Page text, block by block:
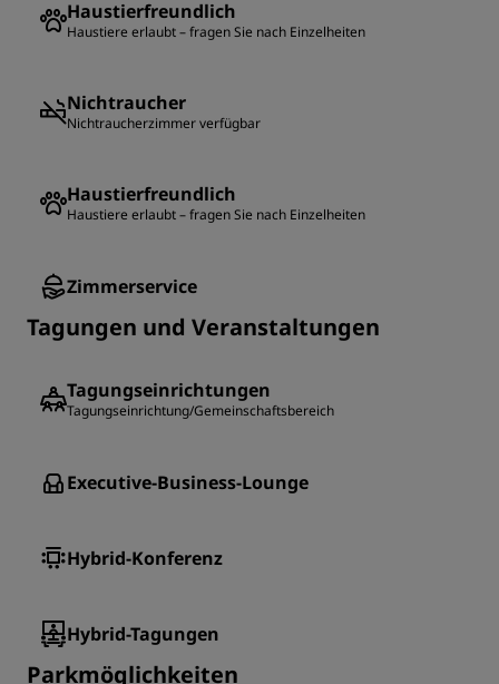
Haustierfreundlich
Haustiere erlaubt – fragen Sie nach Einzelheiten
Nichtraucher
Nichtraucherzimmer verfügbar
Haustierfreundlich
Haustiere erlaubt – fragen Sie nach Einzelheiten
Zimmerservice
Tagungen und Veranstaltungen
Tagungseinrichtungen
Tagungseinrichtung/Gemeinschaftsbereich
Executive-Business-Lounge
Hybrid-Konferenz
Hybrid-Tagungen
Parkmöglichkeiten